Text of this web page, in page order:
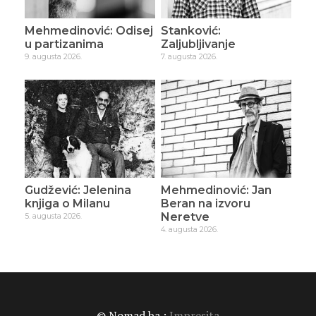
Mehmedinović: Odisej
u partizanima
9. augusta 2026.
Stanković:
Zaljubljivanje
7. augusta 2026.
Gudžević: Jelenina
knjiga o Milanu
5. augusta 2026.
Mehmedinović: Jan
Beran na izvoru
Neretve
4. augusta 2026.